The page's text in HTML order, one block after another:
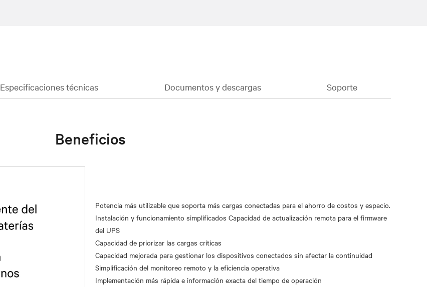
Especificaciones técnicas Documentos y descargas Soporte
Beneficios
Potencia más utilizable que soporta más cargas conectadas para el ahorro de costos y espacio.
Instalación y funcionamiento simplificados Capacidad de actualización remota para el firmware
del UPS
Capacidad de priorizar las cargas críticas
Capacidad mejorada para gestionar los dispositivos conectados sin afectar la continuidad
Simplificación del monitoreo remoto y la eficiencia operativa
Implementación más rápida e información exacta del tiempo de operación